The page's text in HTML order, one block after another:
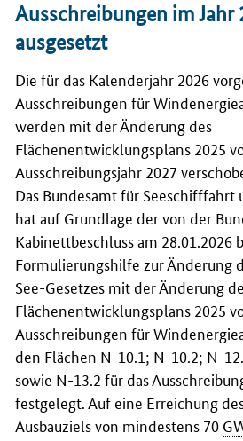
Ausschreibungen im Jahr
ausgesetzt
Die für das Kalenderjahr 2026
Ausschreibungen für
werden mit der Änderung des
Flächenentwicklungsplans 2025
Ausschreibungsjahr 2027
Das Bundesamt für Seeschifffahrt
hat auf Grundlage der von der
Kabinettbeschluss am 28.01.2026
Formulierungshilfe zur Änderung
See-Gesetzes mit der Änderung
Flächenentwicklungsplans 2025
Ausschreibungen für
den Flächen N-10.1; N-10.2; N-
sowie N-13.2 für das
festgelegt. Auf eine Erreichung
Ausbauziels von mindestens 70